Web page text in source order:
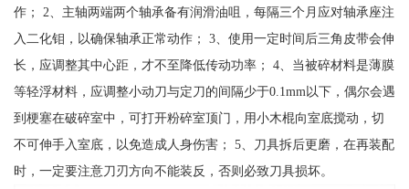
作； 2、主轴两端两个轴承备有润滑油咀，每隔三个月应对轴承座注
入二化钼，以确保轴承正常动作； 3、使用一定时间后三角皮带会伸
长，应调整其中心距，才不至降低传动功率； 4、当被碎材料是薄膜
等轻浮材料，应调整小动刀与定刀的间隔少于0.1mm以下，偶尔会遇
到梗塞在破碎室中，可打开粉碎室顶门，用小木棍向室底搅动，切
不可伸手入室底，以免造成人身伤害； 5、刀具拆后更磨，在再装配
时，一定要注意刀刃方向不能装反，否则必致刀具损坏。